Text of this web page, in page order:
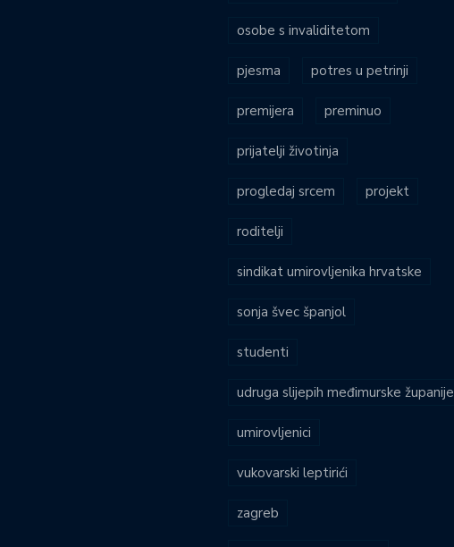
osobe s invaliditetom
pjesma potres u petrinji
premijera preminuo
prijatelji životinja
progledaj srcem projekt
roditelji
sindikat umirovljenika hrvatske
sonja švec španjol
studenti
udruga slijepih međimurske županije
umirovljenici
vukovarski leptirići
zagreb